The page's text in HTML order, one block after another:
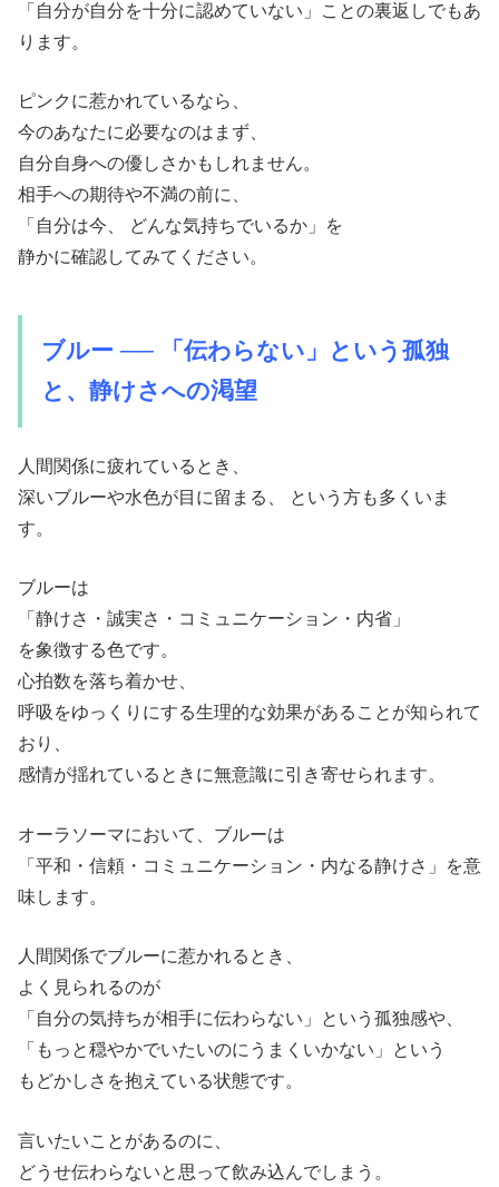
「自分が自分を十分に認めていない」ことの裏返しでもあ
ります。
ピンクに惹かれているなら、
今のあなたに必要なのはまず、
自分自身への優しさかもしれません。
相手への期待や不満の前に、
「自分は今、 どんな気持ちでいるか」を
静かに確認してみてください。
ブルー ── 「伝わらない」という孤独
と、静けさへの渇望
人間関係に疲れているとき、
深いブルーや水色が目に留まる、 という方も多くいま
す。
ブルーは
「静けさ・誠実さ・コミュニケーション・内省」
を象徴する色です。
心拍数を落ち着かせ、
呼吸をゆっくりにする生理的な効果があることが知られて
おり、
感情が揺れているときに無意識に引き寄せられます。
オーラソーマにおいて、ブルーは
「平和・信頼・コミュニケーション・内なる静けさ」を意
味します。
人間関係でブルーに惹かれるとき、
よく見られるのが
「自分の気持ちが相手に伝わらない」という孤独感や、
「もっと穏やかでいたいのにうまくいかない」という
もどかしさを抱えている状態です。
言いたいことがあるのに、
どうせ伝わらないと思って飲み込んでしまう。